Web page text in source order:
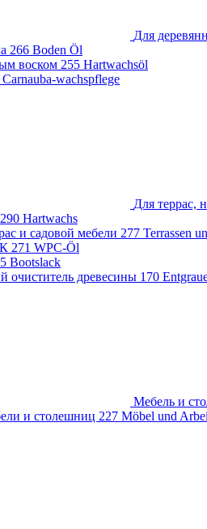
Для
266 Boden Öl
воском 255 Hartwachsöl
Carnauba-wachspflege
Для террас,
290 Hartwachs
и садовой мебели 277 Terrassen
271 WPC-Öl
Bootslack
очиститель древесины 170
Мебель и
и столешниц 227 Möbel und